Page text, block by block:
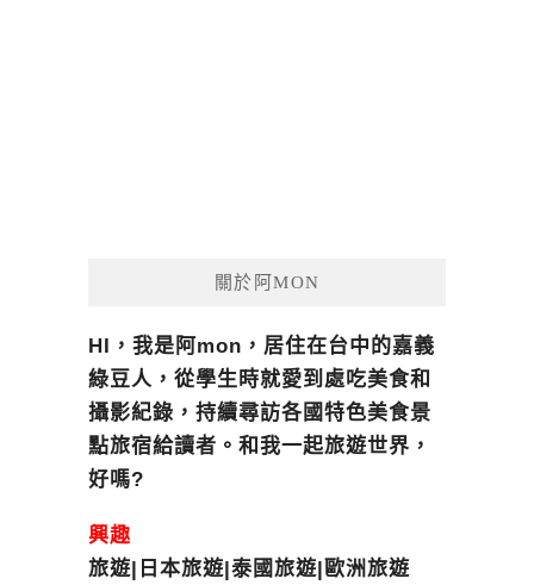
關於阿MON
HI，我是阿mon，居住在台中的嘉義
綠豆人，從學生時就愛到處吃美食和
攝影紀錄，持續尋訪各國特色美食景
點旅宿給讀者。和我一起旅遊世界，
好嗎?
興趣
旅遊|日本旅遊|泰國旅遊|歐洲旅遊